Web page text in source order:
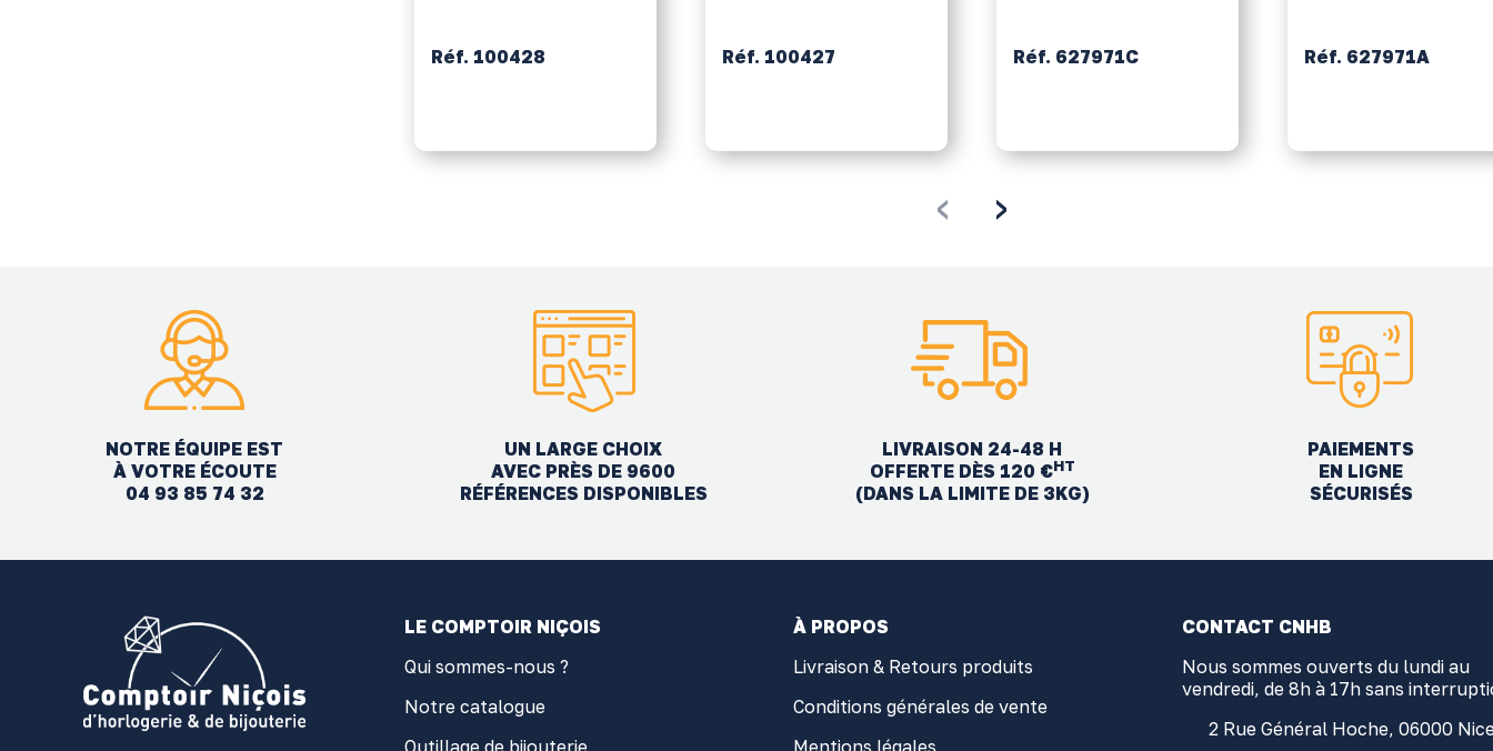
Réf. 100428 Réf. 100427 Réf. 627971C Réf. 627971A
‹ ›
NOTRE ÉQUIPE EST
À VOTRE ÉCOUTE
04 93 85 74 32
UN LARGE CHOIX
AVEC PRÈS DE 9600
RÉFÉRENCES DISPONIBLES
LIVRAISON 24-48 H
OFFERTE DÈS 120 €HT
(DANS LA LIMITE DE 3KG)
PAIEMENTS
EN LIGNE
SÉCURISÉS
LE COMPTOIR NIÇOIS
Qui sommes-nous ?
Notre catalogue
À PROPOS
Livraison & Retours produits
Conditions générales de vente
CONTACT CNHB
Nous sommes ouverts du lundi au
vendredi, de 8h à 17h sans
2 Rue Général Hoche, 06000